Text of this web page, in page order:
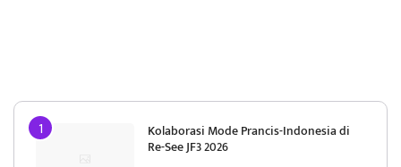
Kolaborasi Mode Prancis-Indonesia di
Re-See JF3 2026